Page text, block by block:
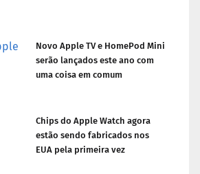
Novo Apple TV e HomePod Mini
serão lançados este ano com
uma coisa em comum
Chips do Apple Watch agora
estão sendo fabricados nos
EUA pela primeira vez